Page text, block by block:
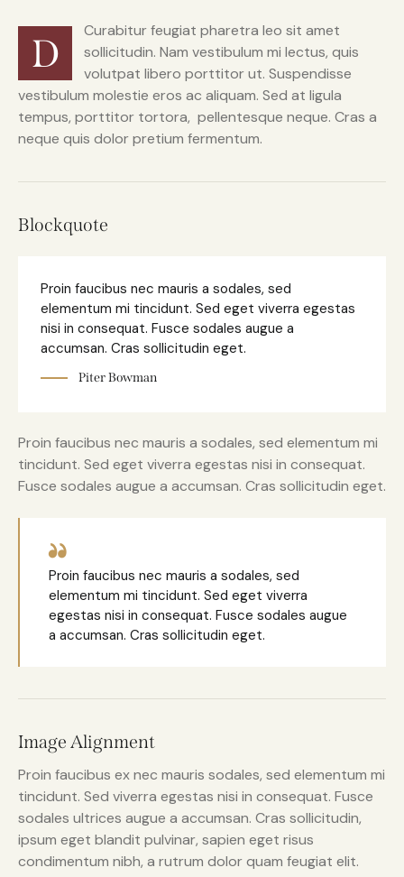
D
Curabitur feugiat pharetra leo sit amet
sollicitudin. Nam vestibulum mi lectus, quis
volutpat libero porttitor ut. Suspendisse
vestibulum molestie eros ac aliquam. Sed at ligula
tempus, porttitor tortora, pellentesque neque. Cras a
neque quis dolor pretium fermentum.
Blockquote
Proin faucibus nec mauris a sodales, sed
elementum mi tincidunt. Sed eget viverra egestas
nisi in consequat. Fusce sodales augue a
accumsan. Cras sollicitudin eget.
Piter Bowman
Proin faucibus nec mauris a sodales, sed elementum mi
tincidunt. Sed eget viverra egestas nisi in consequat.
Fusce sodales augue a accumsan. Cras sollicitudin eget.
Proin faucibus nec mauris a sodales, sed
elementum mi tincidunt. Sed eget viverra
egestas nisi in consequat. Fusce sodales augue
a accumsan. Cras sollicitudin eget.
Image Alignment
Proin faucibus ex nec mauris sodales, sed elementum mi
tincidunt. Sed viverra egestas nisi in consequat. Fusce
sodales ultrices augue a accumsan. Cras sollicitudin,
ipsum eget blandit pulvinar, sapien eget risus
condimentum nibh, a rutrum dolor quam feugiat elit.